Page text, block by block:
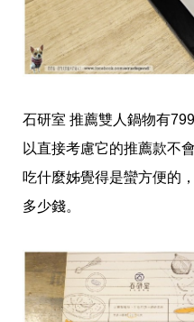
石研室 推薦雙人鍋物有
以直接考慮它的推薦款不
吃什麼姊覺得是蠻方便的
多少錢。